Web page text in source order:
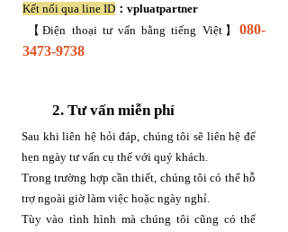
Kết nối qua line ID ：vpluatpartner
【Điện thoại tư vấn bằng tiếng Việt】080-
3473-9738
2. Tư vấn miễn phí
Sau khi liên hệ hỏi đáp, chúng tôi sẽ liên hệ để
hẹn ngày tư vấn cụ thể với quý khách.
Trong trường hợp cần thiết, chúng tôi có thể hỗ
trợ ngoài giờ làm việc hoặc ngày nghỉ.
Tùy vào tình hình mà chúng tôi cũng có thể